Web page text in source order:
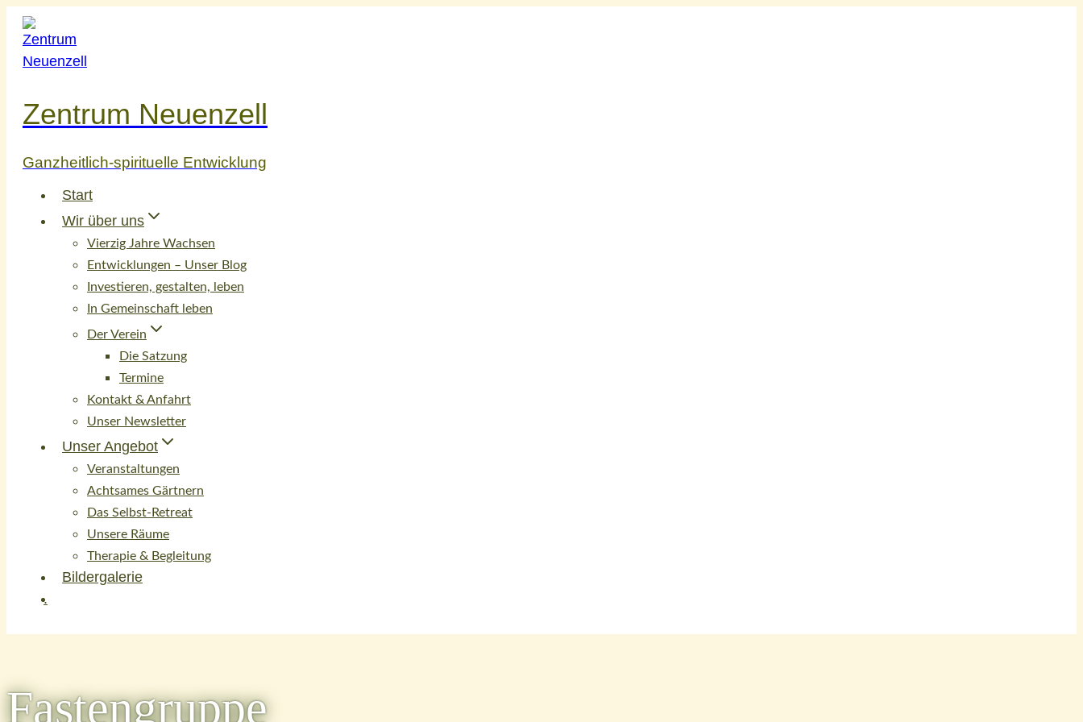
Zum
Inhalt
springen
Zentrum Neuenzell
Ganzheitlich-spirituelle Entwicklung
Start
Wir über uns
Vierzig Jahre Wachsen
Entwicklungen – Unser Blog
Investieren, gestalten, leben
In Gemeinschaft leben
Der Verein
Die Satzung
Termine
Kontakt & Anfahrt
Unser Newsletter
Unser Angebot
Veranstaltungen
Achtsames Gärtnern
Das Selbst-Retreat
Unsere Räume
Therapie & Begleitung
Bildergalerie
.
Fastengruppe